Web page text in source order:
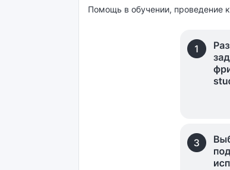
Помощь в обучении, проведение